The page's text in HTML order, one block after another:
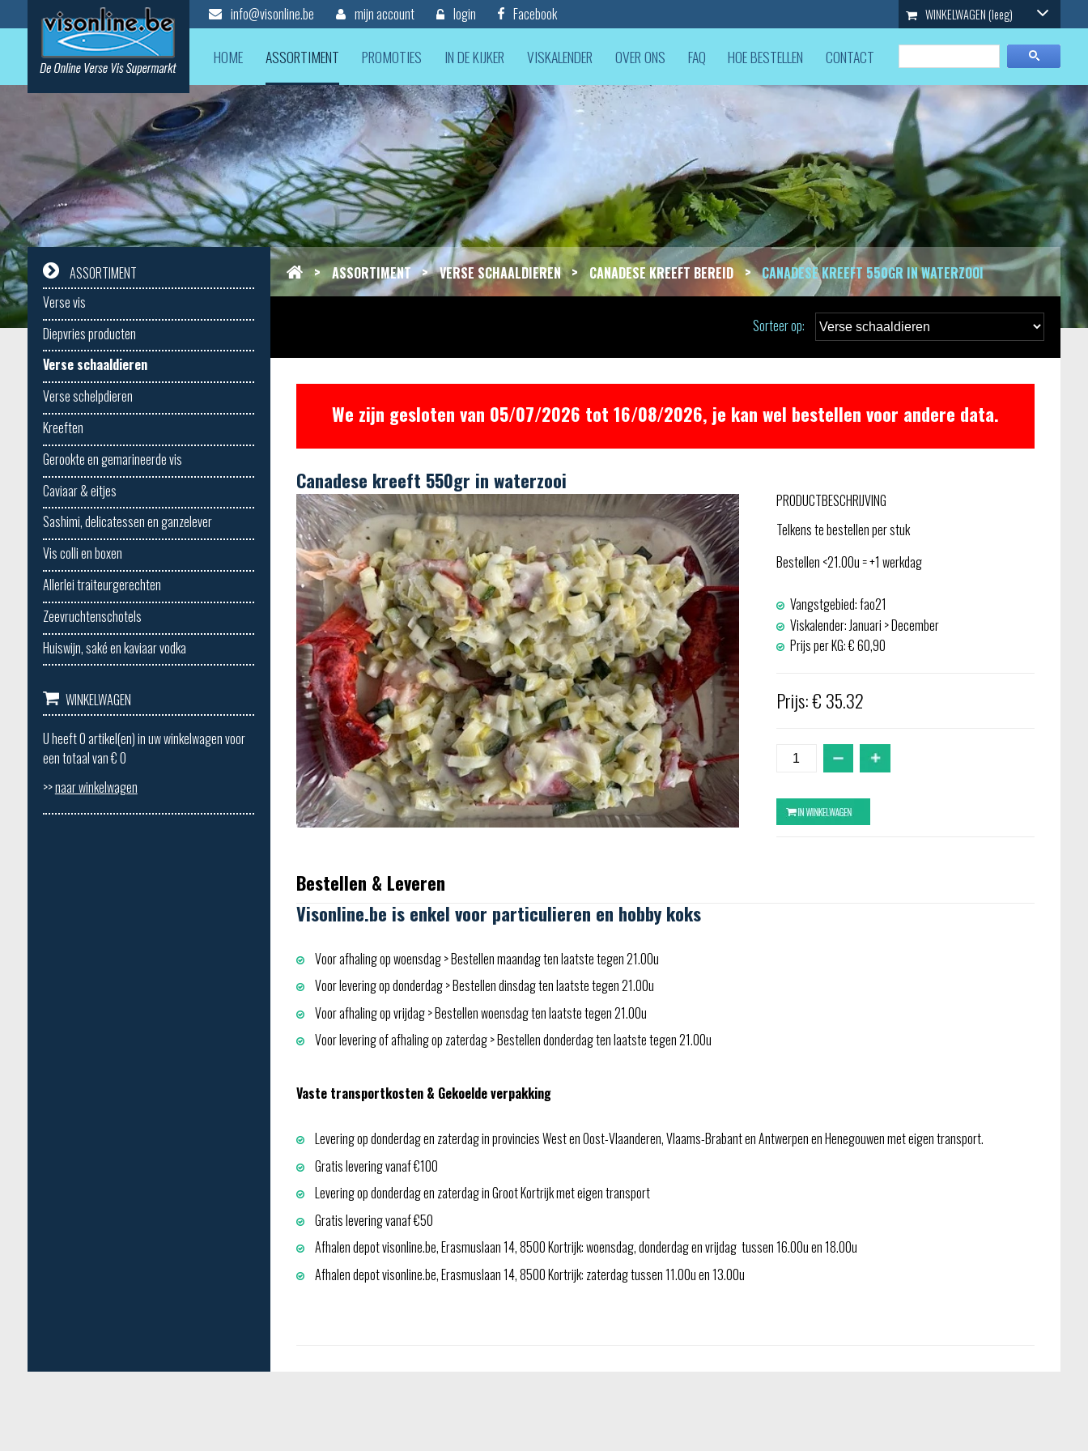
info@visonline.be mijn account login Facebook WINKELWAGEN(leeg)
HOME ASSORTIMENT PROMOTIES IN DE KIJKER VISKALENDER OVER ONS FAQ HOE BESTELLEN CONTACT
ASSORTIMENT
Verse vis
Diepvries producten
Verse schaaldieren
Verse schelpdieren
Kreeften
Gerookte en gemarineerde vis
Caviaar & eitjes
Sashimi, delicatessen en ganzelever
Vis colli en boxen
Allerlei traiteurgerechten
Zeevruchtenschotels
Huiswijn, saké en kaviaar vodka
WINKELWAGEN
U heeft0artikel(en) in uw winkelwagen voor
een totaal van €0
>>naar winkelwagen
> ASSORTIMENT > VERSE SCHAALDIEREN > CANADESE KREEFT BEREID > CANADESE KREEFT 550GR IN WATERZOOI
Sorteer op:
We zijn gesloten van 05/07/2026 tot 16/08/2026, je kan wel bestellen voor andere data.
Canadese kreeft 550gr in waterzooi
PRODUCTBESCHRIJVING
Telkens te bestellen per stuk
Bestellen <21.00u = +1 werkdag
Vangstgebied: fao21
Viskalender: Januari > December
Prijs per KG: € 60,90
Prijs: € 35.32
Bestellen & Leveren
Visonline.be is enkel voor particulieren en hobby koks
Voor afhaling op woensdag > Bestellen maandag ten laatste tegen 21.00u
Voor levering op donderdag > Bestellen dinsdag ten laatste tegen 21.00u
Voor afhaling op vrijdag > Bestellen woensdag ten laatste tegen 21.00u
Voor levering of afhaling op zaterdag > Bestellen donderdag ten laatste tegen 21.00u
Vaste transportkosten & Gekoelde verpakking
Levering op donderdag en zaterdag in provincies West en Oost-Vlaanderen, Vlaams-Brabant en Antwerpen en Henegouwen met eigen transport.
Gratis levering vanaf €100
Levering op donderdag en zaterdag in Groot Kortrijk met eigen transport
Gratis levering vanaf €50
Afhalen depot visonline.be, Erasmuslaan 14, 8500 Kortrijk: woensdag, donderdag en vrijdag tussen 16.00u en 18.00u
Afhalen depot visonline.be, Erasmuslaan 14, 8500 Kortrijk: zaterdag tussen 11.00u en 13.00u